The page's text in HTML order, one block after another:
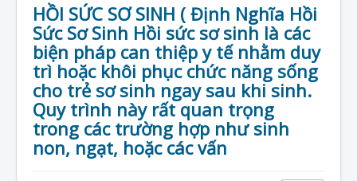
HỒI SỨC SƠ SINH ( Định Nghĩa Hồi
Sức Sơ Sinh Hồi sức sơ sinh là các
biện pháp can thiệp y tế nhằm duy
trì hoặc khôi phục chức năng sống
cho trẻ sơ sinh ngay sau khi sinh.
Quy trình này rất quan trọng
trong các trường hợp như sinh
non, ngạt, hoặc các vấn